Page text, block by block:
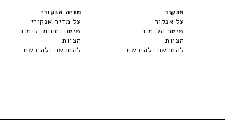
אנקור
על אנקור
שיטת הלימוד
הצוות
להתרשם ולהירשם
מדיה אנקורי
על מדיה אנקורי
שיטה ותחומי לימוד
הצוות
להתרשם ולהירשם